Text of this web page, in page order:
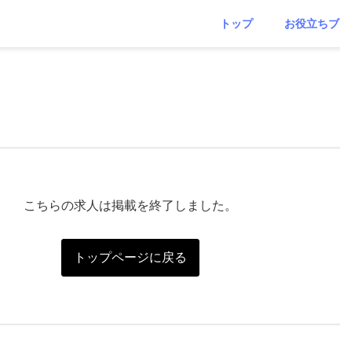
トップ お役立ち
こちらの求人は掲載を終了しました。
トップページに戻る